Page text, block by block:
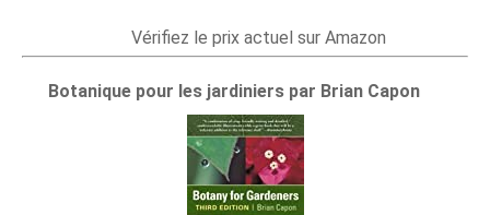
Vérifiez le prix actuel sur Amazon
Botanique pour les jardiniers par Brian Capon